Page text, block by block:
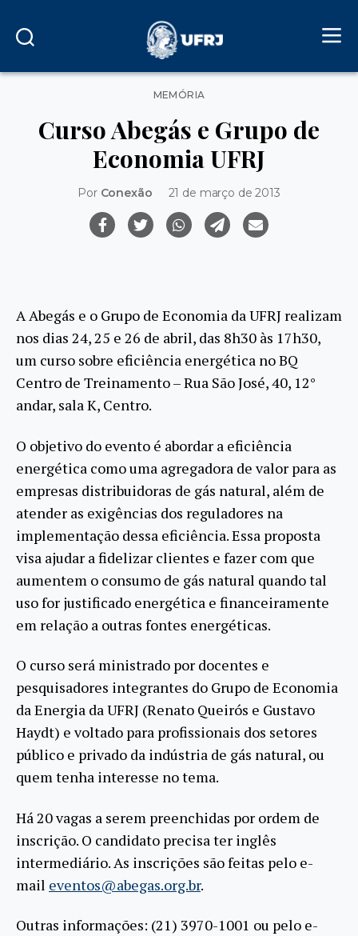
Categorias
MEMÓRIA
Curso Abegás e Grupo de
Economia UFRJ
Por Conexão 21 de março de 2013
A Abegás e o Grupo de Economia da UFRJ realizam
nos dias 24, 25 e 26 de abril, das 8h30 às 17h30,
um curso sobre eficiência energética no BQ
Centro de Treinamento – Rua São José, 40, 12°
andar, sala K, Centro.
O objetivo do evento é abordar a eficiência
energética como uma agregadora de valor para as
empresas distribuidoras de gás natural, além de
atender as exigências dos reguladores na
implementação dessa eficiência. Essa proposta
visa ajudar a fidelizar clientes e fazer com que
aumentem o consumo de gás natural quando tal
uso for justificado energética e financeiramente
em relação a outras fontes energéticas.
O curso será ministrado por docentes e
pesquisadores integrantes do Grupo de Economia
da Energia da UFRJ (Renato Queirós e Gustavo
Haydt) e voltado para profissionais dos setores
público e privado da indústria de gás natural, ou
quem tenha interesse no tema.
Há 20 vagas a serem preenchidas por ordem de
inscrição. O candidato precisa ter inglês
intermediário. As inscrições são feitas pelo e-
mail eventos@abegas.org.br.
Outras informações: (21) 3970-1001 ou pelo e-